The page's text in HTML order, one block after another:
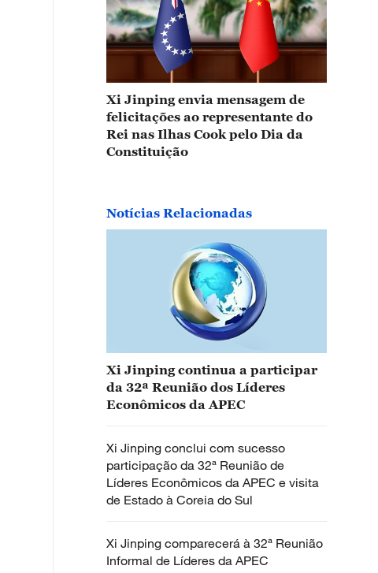
Xi Jinping envia mensagem de
felicitações ao representante do
Rei nas Ilhas Cook pelo Dia da
Constituição
Notícias Relacionadas
Xi Jinping continua a participar
da 32ª Reunião dos Líderes
Econômicos da APEC
Xi Jinping conclui com sucesso
participação da 32ª Reunião de
Líderes Econômicos da APEC e visita
de Estado à Coreia do Sul
Xi Jinping comparecerá à 32ª Reunião
Informal de Líderes da APEC